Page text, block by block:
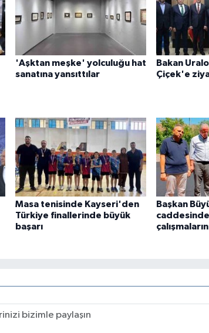
'Aşktan meşke' yolculuğu hat
sanatına yansıttılar
Bakan
Çiçek'e
Masa tenisinde Kayseri'den
Türkiye finallerinde büyük
başarı
Başkan